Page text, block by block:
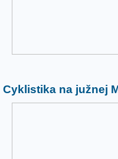
Cyklistika na južnej